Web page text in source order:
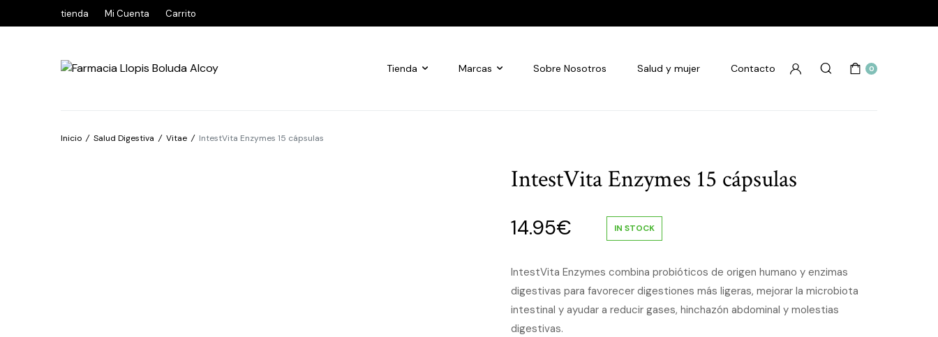
tienda Mi Cuenta Carrito
Tienda Marcas Sobre Nosotros Salud y mujer Contacto 0
Inicio / Salud Digestiva / Vitae / IntestVita Enzymes 15 cápsulas
IntestVita Enzymes 15 cápsulas
14.95€ IN STOCK
IntestVita Enzymes combina probióticos de origen humano y enzimas
digestivas para favorecer digestiones más ligeras, mejorar la microbiota
intestinal y ayudar a reducir gases, hinchazón abdominal y molestias
digestivas.